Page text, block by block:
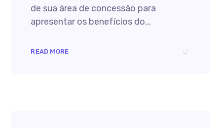
de sua área de concessão para
apresentar os benefícios do...
READ MORE